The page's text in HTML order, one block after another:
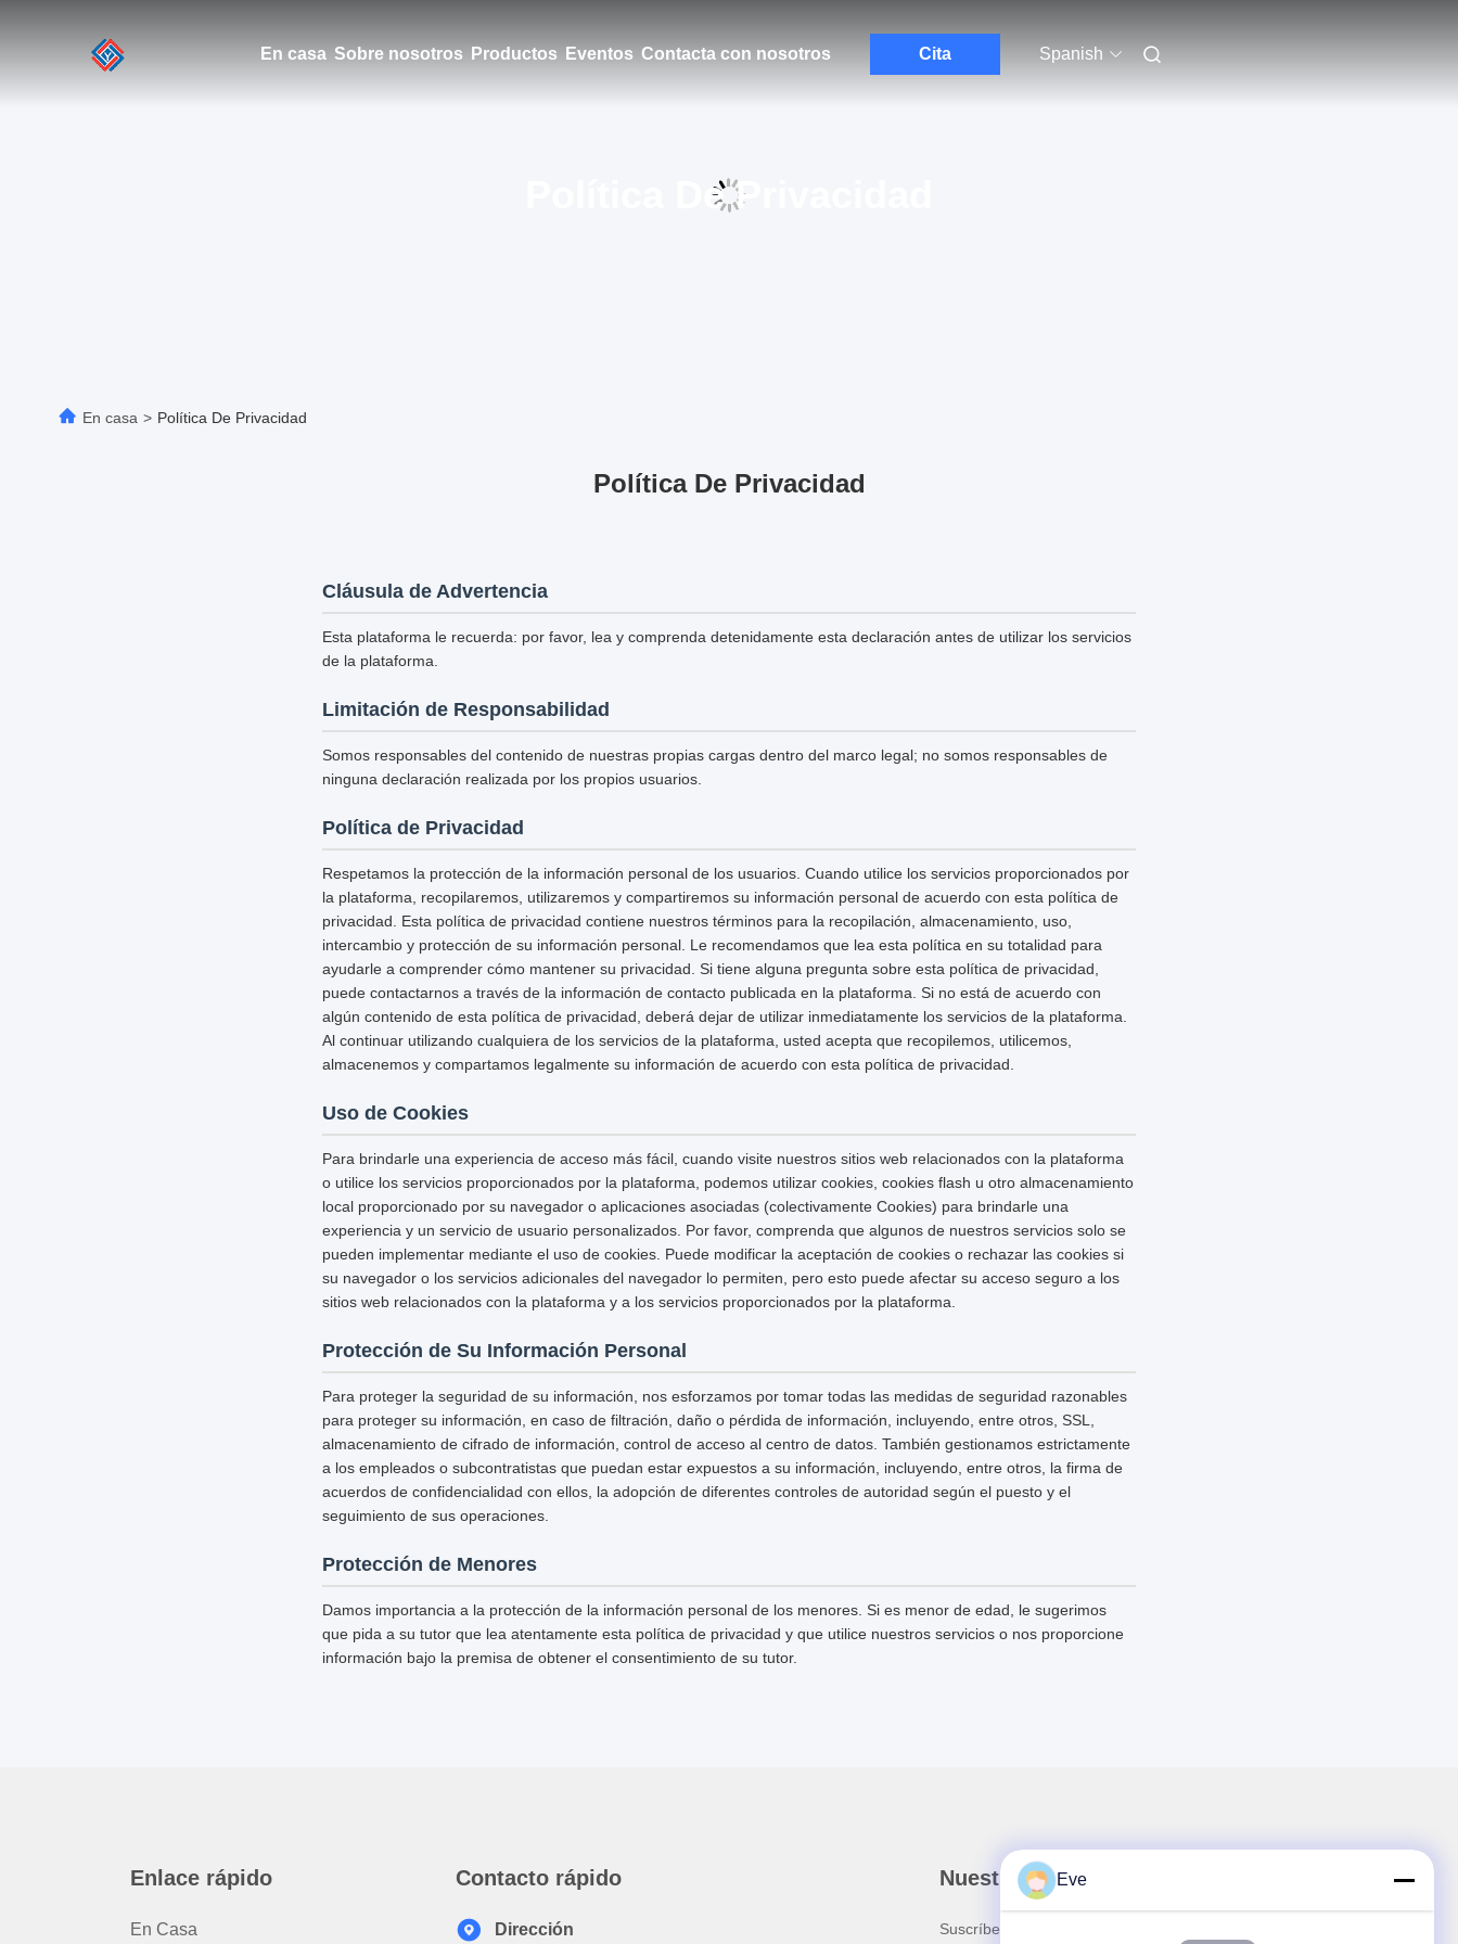
En casa Sobre nosotros Productos Eventos Contacta con nosotros Cita Spanish
Política De Privacidad
En casa > Política De Privacidad
Política De Privacidad
Cláusula de Advertencia
Esta plataforma le recuerda: por favor, lea y comprenda detenidamente esta declaración antes de utilizar los servicios
de la plataforma.
Limitación de Responsabilidad
Somos responsables del contenido de nuestras propias cargas dentro del marco legal; no somos responsables de
ninguna declaración realizada por los propios usuarios.
Política de Privacidad
Respetamos la protección de la información personal de los usuarios. Cuando utilice los servicios proporcionados por
la plataforma, recopilaremos, utilizaremos y compartiremos su información personal de acuerdo con esta política de
privacidad. Esta política de privacidad contiene nuestros términos para la recopilación, almacenamiento, uso,
intercambio y protección de su información personal. Le recomendamos que lea esta política en su totalidad para
ayudarle a comprender cómo mantener su privacidad. Si tiene alguna pregunta sobre esta política de privacidad,
puede contactarnos a través de la información de contacto publicada en la plataforma. Si no está de acuerdo con
algún contenido de esta política de privacidad, deberá dejar de utilizar inmediatamente los servicios de la plataforma.
Al continuar utilizando cualquiera de los servicios de la plataforma, usted acepta que recopilemos, utilicemos,
almacenemos y compartamos legalmente su información de acuerdo con esta política de privacidad.
Uso de Cookies
Para brindarle una experiencia de acceso más fácil, cuando visite nuestros sitios web relacionados con la plataforma
o utilice los servicios proporcionados por la plataforma, podemos utilizar cookies, cookies flash u otro almacenamiento
local proporcionado por su navegador o aplicaciones asociadas (colectivamente Cookies) para brindarle una
experiencia y un servicio de usuario personalizados. Por favor, comprenda que algunos de nuestros servicios solo se
pueden implementar mediante el uso de cookies. Puede modificar la aceptación de cookies o rechazar las cookies si
su navegador o los servicios adicionales del navegador lo permiten, pero esto puede afectar su acceso seguro a los
sitios web relacionados con la plataforma y a los servicios proporcionados por la plataforma.
Protección de Su Información Personal
Para proteger la seguridad de su información, nos esforzamos por tomar todas las medidas de seguridad razonables
para proteger su información, en caso de filtración, daño o pérdida de información, incluyendo, entre otros, SSL,
almacenamiento de cifrado de información, control de acceso al centro de datos. También gestionamos estrictamente
a los empleados o subcontratistas que puedan estar expuestos a su información, incluyendo, entre otros, la firma de
acuerdos de confidencialidad con ellos, la adopción de diferentes controles de autoridad según el puesto y el
seguimiento de sus operaciones.
Protección de Menores
Damos importancia a la protección de la información personal de los menores. Si es menor de edad, le sugerimos
que pida a su tutor que lea atentamente esta política de privacidad y que utilice nuestros servicios o nos proporcione
información bajo la premisa de obtener el consentimiento de su tutor.
Enlace rápido
En Casa
Contacto rápido
Dirección
Nuestro boletín
Suscríbete a nuestro boletín para obtener descuentos y
Eve